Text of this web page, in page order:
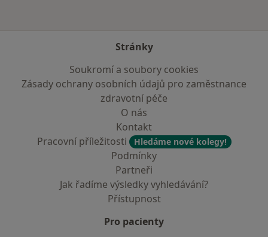
Stránky
Soukromí a soubory cookies
Zásady ochrany osobních údajů pro zaměstnance
zdravotní péče
O nás
Kontakt
Pracovní příležitosti
Hledáme nové kolegy!
Podmínky
Partneři
Jak řadíme výsledky vyhledávání?
Přístupnost
Pro pacienty